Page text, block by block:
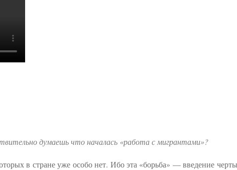
думаешь что началась «работа с мигрантами»?
в стране уже особо нет. Ибо эта «борьба» — введение